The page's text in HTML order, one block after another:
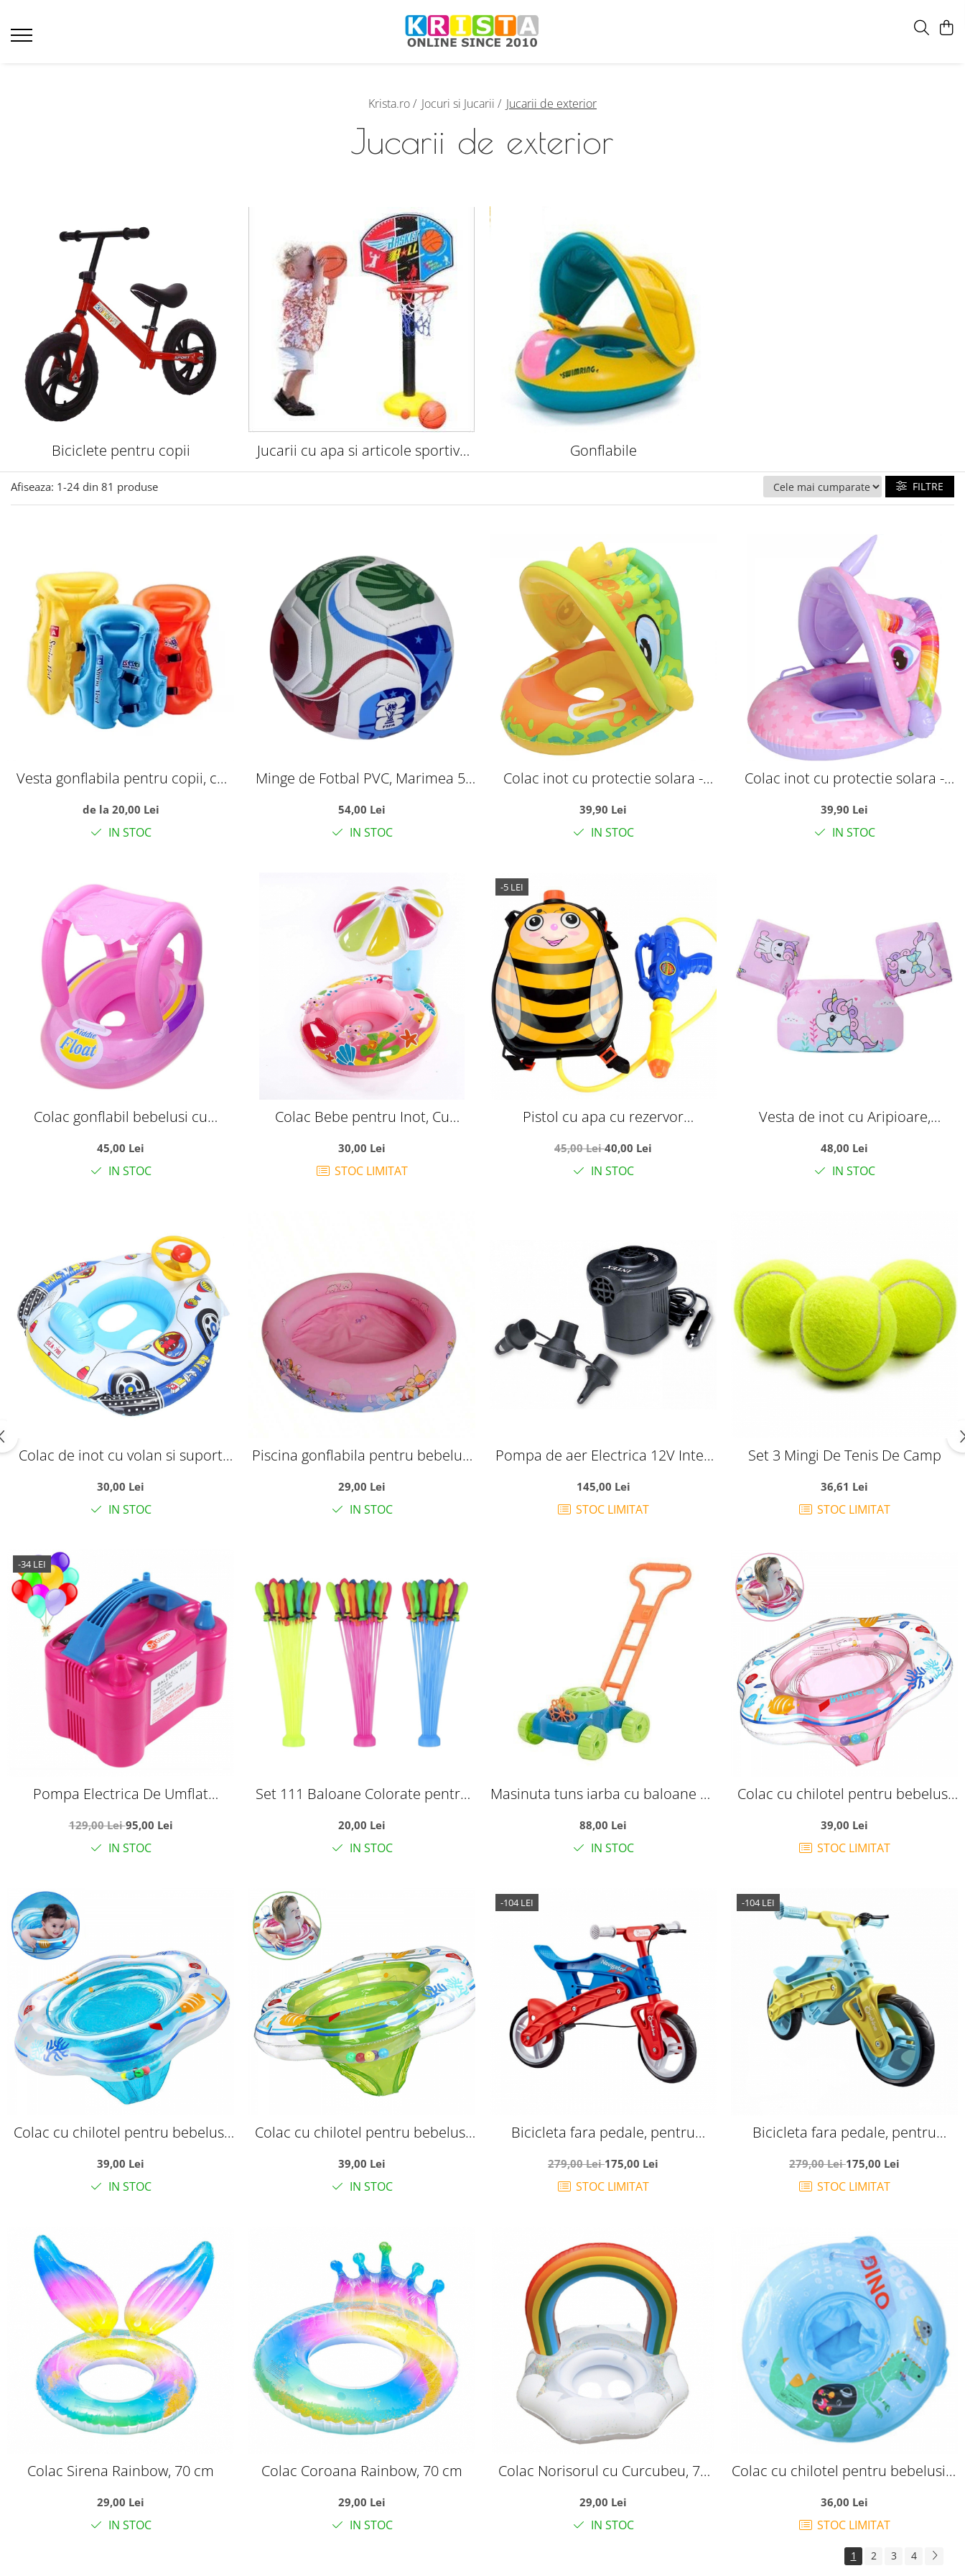
Krista.ro / Jocuri si Jucarii / Jucarii de exterior
Jucarii de exterior
Biciclete pentru copii
Jucarii cu apa si articole sportive
pentru copii
Gonflabile
Afiseaza: 1-24 din 81 produse FILTRE
Vesta gonflabila pentru copii, cu
de la 20,00 Lei
IN STOC
Minge de Fotbal PVC, Marimea 5,
54,00 Lei
IN STOC
Colac inot cu protectie solara -
39,90 Lei
IN STOC
Colac inot cu protectie solara -
39,90 Lei
IN STOC
Colac gonflabil bebelusi cu
tip chilotel, 12-36 luni, roz
45,00 Lei
IN STOC
Colac Bebe pentru Inot, Cu
30,00 Lei
STOC LIMITAT
-5 LEI
Pistol cu apa cu rezervor
45,00 Lei40,00 Lei
IN STOC
Vesta de inot cu Aripioare,
48,00 Lei
IN STOC
Colac de inot cu volan si suport
5 ani
30,00 Lei
IN STOC
Piscina gonflabila pentru bebelusi
3 ani, Roz
29,00 Lei
IN STOC
Pompa de aer Electrica 12V Intex
145,00 Lei
STOC LIMITAT
Set 3 Mingi De Tenis De Camp
36,61 Lei
STOC LIMITAT
-34 LEI
Pompa Electrica De Umflat
129,00 Lei95,00 Lei
IN STOC
Set 111 Baloane Colorate pentru
20,00 Lei
IN STOC
Masinuta tuns iarba cu baloane de
88,00 Lei
IN STOC
Colac cu chilotel pentru bebelusi
39,00 Lei
STOC LIMITAT
Colac cu chilotel pentru bebelusi
39,00 Lei
IN STOC
Colac cu chilotel pentru bebelusi
39,00 Lei
IN STOC
-104 LEI
Bicicleta fara pedale, pentru
albastru
279,00 Lei175,00 Lei
STOC LIMITAT
-104 LEI
Bicicleta fara pedale, pentru
279,00 Lei175,00 Lei
STOC LIMITAT
Colac Sirena Rainbow, 70 cm
29,00 Lei
IN STOC
Colac Coroana Rainbow, 70 cm
29,00 Lei
IN STOC
Colac Norisorul cu Curcubeu, 70
29,00 Lei
IN STOC
Colac cu chilotel pentru bebelusi 3
36,00 Lei
STOC LIMITAT
1 2 3 4